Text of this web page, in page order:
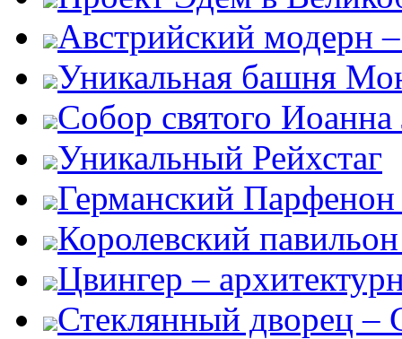
Австрийский модерн
Уникальная башня
Собор святого Иоанна
Уникальный Рейхстаг
Германский Парфенон
Королевский
Цвингер –
Стеклянный дворец –